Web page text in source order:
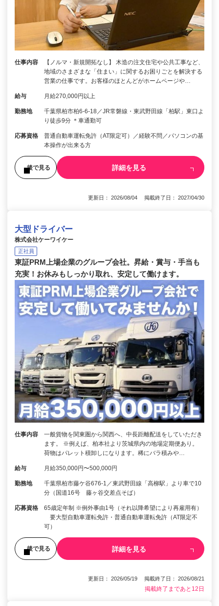
仕事内容
【ノルマ・新規開拓なし】 木造の注文住宅や公共工事など、
地域のさまざまな「住まい」に関するお困りごとを解決する
営業の仕事です。お客様のほとんどがホームページや…
給与 月給270,000円以上
勤務地
千葉県柏市柏6-6-18／JR常磐線・東武野田線「柏駅」東口よ
り徒歩9分 ＊車通勤可
応募資格
普通自動車運転免許（AT限定可）／経験不問／パソコンの基
本操作が出来る方
後で見る 詳細を見る
更新日： 2026/08/04 掲載終了日： 2027/04/30
大型ドライバー
株式会社ケーワイケー
正社員
東証PRM上場企業のグループ会社。昇給・賞与・手当も
充実！お休みもしっかり取れ、安定して働けます。
仕事内容
一般貨物を関東圏から関西へ、中長距離配送をしていただき
ます。 ※例えば、柏本社より茨城県内の地場定期便あり。
荷物はパレット積卸しになります。稀にバラ積みや…
給与 月給350,000円〜500,000円
勤務地
千葉県柏市藤ケ谷676-1／東武野田線「高柳駅」より車で10
分（国道16号 藤ヶ谷交差点そば）
応募資格
65歳定年制 ※例外事由1号（それ以降希望により再雇用有）
要大型自動車運転免許・普通自動車運転免許（AT限定不
可）
後で見る 詳細を見る
更新日： 2026/05/19 掲載終了日： 2026/08/21
掲載終了まであと12日